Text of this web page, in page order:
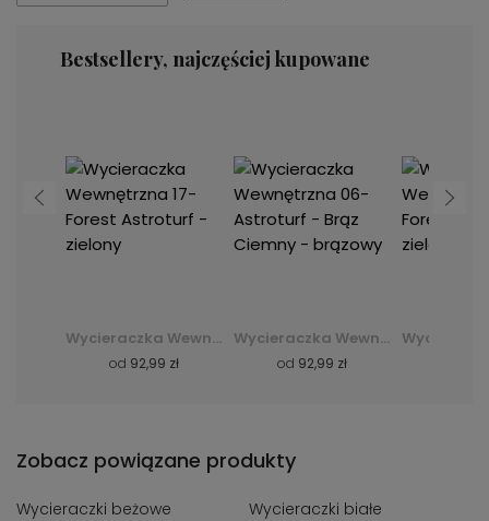
Bestsellery, najczęściej kupowane
Wycieraczka Wewnętrzna 17-Forest Astroturf - zielony
od 92,99 zł
Wycieraczka Wewnętrzna 06- Astroturf - Brąz Ciemny - brązowy
od 92,99 zł
Zobacz powiązane produkty
Wycieraczki beżowe
Wycieraczki białe